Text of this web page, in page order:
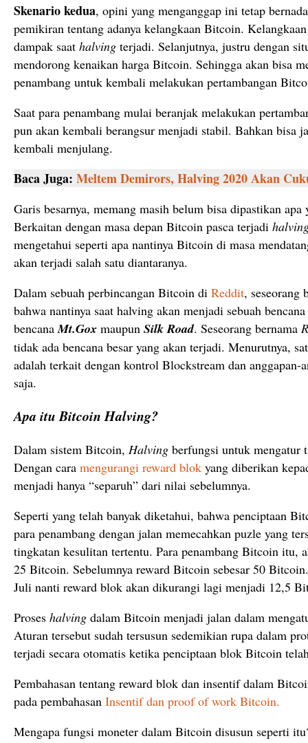
Skenario kedua, opini yang menganggap ini tetap
pemikiran tentang adanya kelangkaan Bitcoin.
dampak saat halving terjadi. Selanjutnya, justru dengan
mendorong kenaikan harga Bitcoin. Sehingga akan bisa
penambang untuk kembali melakukan pertambangan
Saat para penambang mulai beranjak melakukan
pun akan kembali berangsur menjadi stabil. Bahkan bisa
kembali menjulang.
Baca Juga: Meltem Demirors, Halving 2020 Akan
Garis besarnya, memang masih belum bisa dipastikan
Berkaitan dengan masa depan Bitcoin pasca terjadi
mengetahui seperti apa nantinya Bitcoin di masa
akan terjadi salah satu diantaranya.
Dalam sebuah perbincangan Bitcoin di Reddit, seseorang
bahwa nantinya saat halving akan menjadi sebuah
bencana Mt.Gox maupun Silk Road. Seseorang bernama
tidak ada bencana besar yang akan terjadi. Menurutnya,
adalah terkait dengan kontrol Blockstream dan anggapan-
saja.
Apa itu Bitcoin Halving?
Dalam sistem Bitcoin, Halving berfungsi untuk mengatur
Dengan cara mengurangi reward blok yang diberikan
menjadi hanya “separuh” dari nilai sebelumnya.
Seperti yang telah banyak diketahui, bahwa penciptaan
para penambang dengan jalan memecahkan puzle yang
tingkatan kesulitan tertentu. Para penambang Bitcoin itu,
25 Bitcoin. Sebelumnya reward Bitcoin sebesar 50
Juli nanti reward blok akan dikurangi lagi menjadi 12,5
Proses halving dalam Bitcoin menjadi jalan dalam
Aturan tersebut sudah tersusun sedemikian rupa dalam
terjadi secara otomatis ketika penciptaan blok Bitcoin
Pembahasan tentang reward blok dan insentif dalam
pada pembahasan Insentif dan proof of work Bitcoin.
Mengapa fungsi moneter dalam Bitcoin disusun seperti